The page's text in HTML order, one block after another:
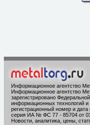
Информационное агентство
Информационное агентство
зарегистрировано
информационных технологий
регистрационный номер и
серия ИА № ФС 77 - 85704 от 03
Новости, аналитика, цены,